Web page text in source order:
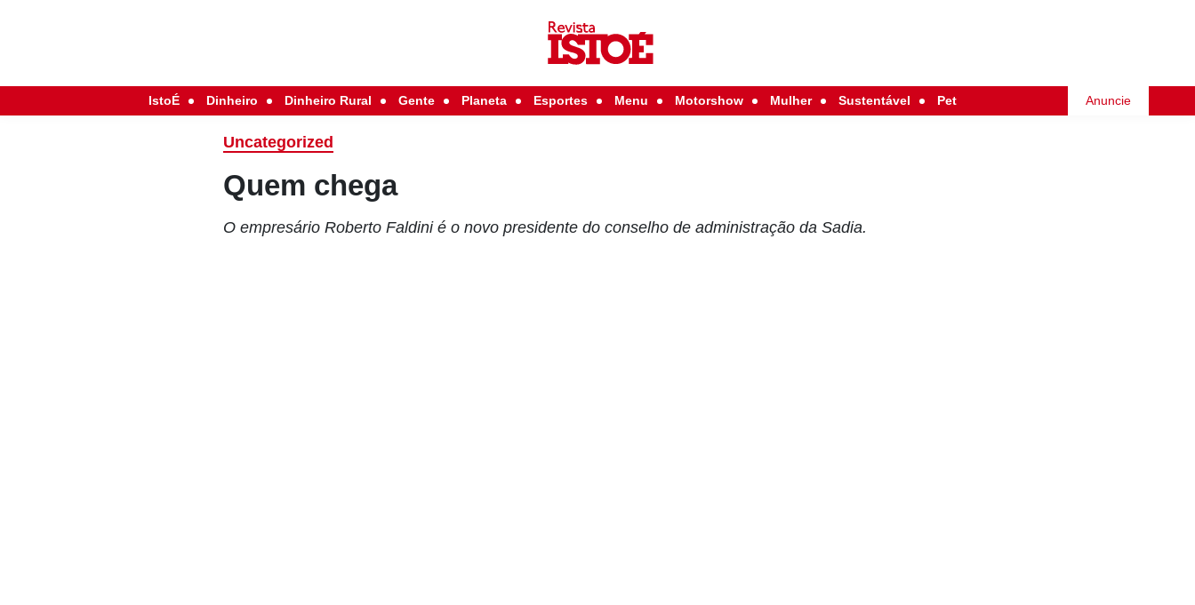
IstoÉ Dinheiro Dinheiro Rural Gente Planeta Esportes Menu Motorshow Mulher Sustentável Pet Anuncie
Uncategorized
Quem chega
O empresário Roberto Faldini é o novo presidente do conselho de administração da Sadia.